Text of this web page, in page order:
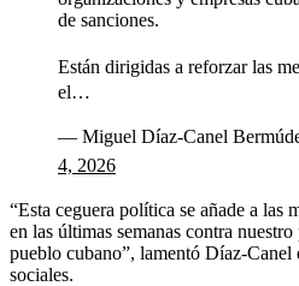
de sanciones.
Están dirigidas a reforzar las
el…
— Miguel Díaz-Canel
4, 2026
“Esta ceguera política se añade a las
en las últimas semanas contra
pueblo cubano”, lamentó Díaz-Canel
sociales.